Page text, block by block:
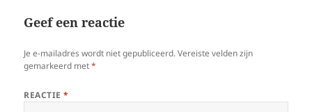
Geef een reactie
Je e-mailadres wordt niet gepubliceerd. Vereiste velden zijn
gemarkeerd met*
REACTIE*